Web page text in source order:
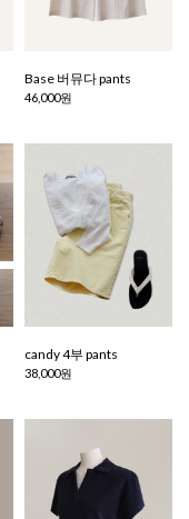
Base 버뮤다 pants
46,000원
candy 4부 pants
38,000원